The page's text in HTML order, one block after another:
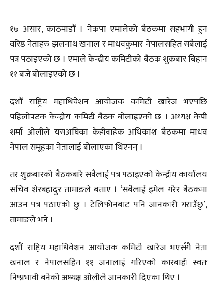
१७ असार, काठमाडौं । नेकपा एमालेको बैठकमा सहभागी हुन
वरिष्ठ नेताहरु झलनाथ खनाल र माधवकुमार नेपालसहित सबैलाई
पत्र पठाइएको छ । एमाले केन्द्रीय कमिटीको बैठक शुक्रबार बिहान
११ बजे बोलाइएको छ ।
दशौं राष्ट्रिय महाधिवेशन आयोजक कमिटी खारेज भएपछि
पहिलोपटक केन्द्रीय कमिटी बैठक बोलाइएको छ । अध्यक्ष केपी
शर्मा ओलीले यसअघिका केहीबाहेक अधिकांश बैठकमा माधव
नेपाल समूहका नेतालाई बोलाएका थिएनन् ।
तर शुक्रबारको बैठकबारे सबैलाई पत्र पठाइएको केन्द्रीय कार्यालय
सचिव शेरबहादुर तामाङले बताए । ‘सबैलाई इमेल गरेर बैठकमा
आउन पत्र पठाएको छु । टेलिफोनबाट पनि जानकारी गराउँछु’,
तामाङले भने ।
दशौं राष्ट्रिय महाधिवेशन आयोजक कमिटी खारेज भएसँगै नेता
खनाल र नेपालसहित ११ जनालाई गरिएको कारबाही स्वतः
निष्प्रभावी बनेको अध्यक्ष ओलीले जानकारी दिएका थिए ।